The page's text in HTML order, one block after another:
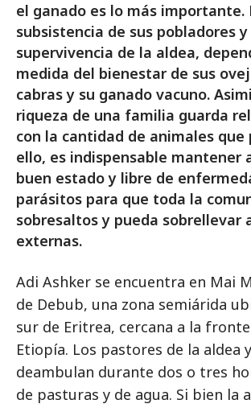
el ganado es lo más importante.
subsistencia de sus pobladores y
supervivencia de la aldea,
medida del bienestar de sus
cabras y su ganado vacuno.
riqueza de una familia guarda
con la cantidad de animales que
ello, es indispensable mantener
buen estado y libre de
parásitos para que toda la
sobresaltos y pueda sobrellevar
externas.
Adi Ashker se encuentra en Mai
de Debub, una zona semiárida
sur de Eritrea, cercana a la
Etiopía. Los pastores de la aldea
deambulan durante dos o tres
de pasturas y de agua. Si bien la